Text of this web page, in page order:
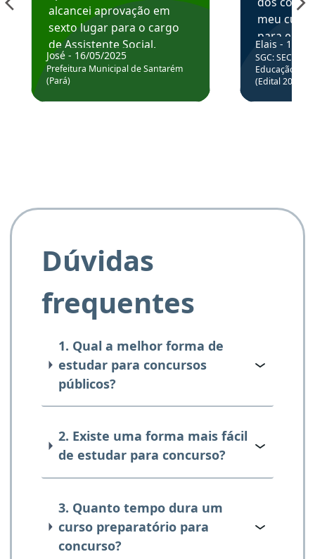
alcancei aprovação em
sexto lugar para o cargo
de Assistente Social.
Hoje estou atuando na
Prefeitura de Santarém.
José - 16/05/2025
Prefeitura Municipal de Santarém
(Pará)
meu
para
colocar
através
de
Elais - 15/
SGC: SEC BA
Educação
(Edital
Dúvidas
frequentes
1. Qual a melhor forma de
estudar para concursos
públicos?
2. Existe uma forma mais fácil
de estudar para concurso?
3. Quanto tempo dura um
curso preparatório para
concurso?